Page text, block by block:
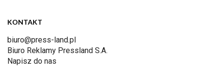
KONTAKT
biuro@press-land.pl
Biuro Reklamy Pressland S.A.
Napisz do nas